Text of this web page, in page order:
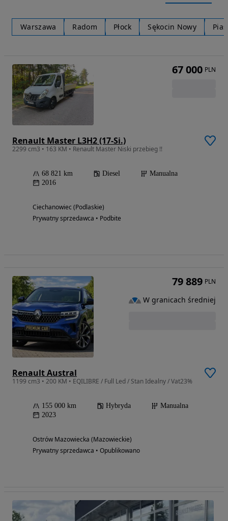
Warszawa Radom Płock Sękocin Nowy
Renault Master L3H2 (17-Si.)
2299 cm3 • 163 KM • Renault Master Niski przebieg !!
68 821 km Diesel
Manualna
2016
Ciechanowiec (Podlaskie)
Prywatny sprzedawca • Podbite
67 000 PLN
Renault Austral
1199 cm3 • 200 KM • EQILIBRE / Full Led / Stan Idealny / Vat23%
155 000 km Hybryda
Manualna
2023
Ostrów Mazowiecka (Mazowieckie)
Prywatny sprzedawca • Opublikowano
79 889 PLN
W granicach średniej